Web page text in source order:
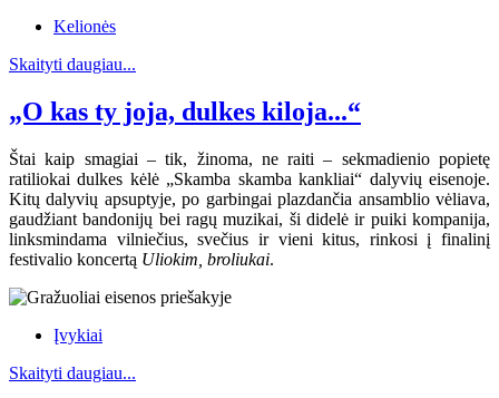
Kelionės
Skaityti daugiau...
„O kas ty joja, dulkes kiloja...“
Štai kaip smagiai – tik, žinoma, ne raiti – sekmadienio popietę
ratiliokai dulkes kėlė „Skamba skamba kankliai“ dalyvių eisenoje.
Kitų dalyvių apsuptyje, po garbingai plazdančia ansamblio vėliava,
gaudžiant bandonijų bei ragų muzikai, ši didelė ir puiki kompanija,
linksmindama vilniečius, svečius ir vieni kitus, rinkosi į finalinį
festivalio koncertą Uliokim, broliukai.
Įvykiai
Skaityti daugiau...